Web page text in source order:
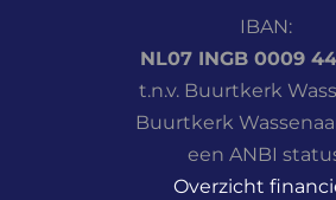
IBAN:
NL07 INGB 0009
t.n.v. Buurtkerk
Buurtkerk
een ANBI
Overzicht